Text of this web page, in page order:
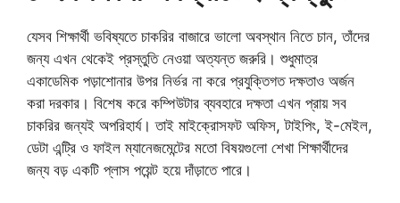
যেসব শিক্ষার্থী ভবিষ্যতে চাকরির বাজারে ভালো অবস্থান নিতে চান, তাঁদের
জন্য এখন থেকেই প্রস্তুতি নেওয়া অত্যন্ত জরুরি। শুধুমাত্র
একাডেমিক পড়াশোনার উপর নির্ভর না করে প্রযুক্তিগত দক্ষতাও অর্জন
করা দরকার। বিশেষ করে কম্পিউটার ব্যবহারে দক্ষতা এখন প্রায় সব
চাকরির জন্যই অপরিহার্য। তাই মাইক্রোসফট অফিস, টাইপিং, ই-মেইল,
ডেটা এন্ট্রি ও ফাইল ম্যানেজমেন্টের মতো বিষয়গুলো শেখা শিক্ষার্থীদের
জন্য বড় একটি প্লাস পয়েন্ট হয়ে দাঁড়াতে পারে।